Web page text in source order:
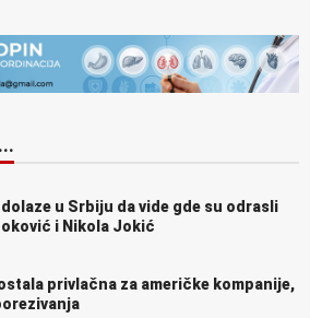
u Srbiju da vide gde su odrasli
i Nikola Jokić
privlačna za američke kompanije,